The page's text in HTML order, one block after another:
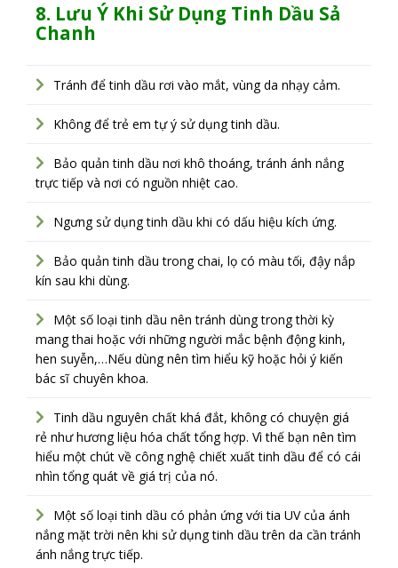
8. Lưu Ý Khi Sử Dụng Tinh Dầu Sả
Chanh
Tránh để tinh dầu rơi vào mắt, vùng da nhạy cảm.
Không để trẻ em tự ý sử dụng tinh dầu.
Bảo quản tinh dầu nơi khô thoáng, tránh ánh nắng
trực tiếp và nơi có nguồn nhiệt cao.
Ngưng sử dụng tinh dầu khi có dấu hiệu kích ứng.
Bảo quản tinh dầu trong chai, lọ có màu tối, đậy nắp
kín sau khi dùng.
Một số loại tinh dầu nên tránh dùng trong thời kỳ
mang thai hoặc với những người mắc bệnh động kinh,
hen suyễn,…Nếu dùng nên tìm hiểu kỹ hoặc hỏi ý kiến
bác sĩ chuyên khoa.
Tinh dầu nguyên chất khá đắt, không có chuyện giá
rẻ như hương liệu hóa chất tổng hợp. Vì thế bạn nên tìm
hiểu một chút về công nghệ chiết xuất tinh dầu để có cái
nhìn tổng quát về giá trị của nó.
Một số loại tinh dầu có phản ứng với tia UVcủa ánh
nắng mặt trời nên khi sử dụng tinh dầu trên da cần tránh
ánh nắng trực tiếp.